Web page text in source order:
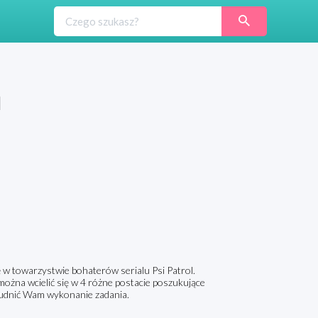
w towarzystwie bohaterów serialu Psi Patrol.
wcielić się w 4 różne postacie poszukujące
Wam wykonanie zadania.